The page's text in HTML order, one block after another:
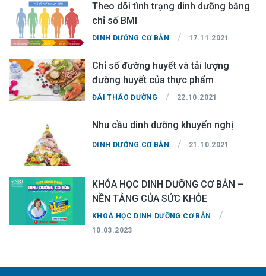
Theo dõi tình trạng dinh dưỡng bằng
chỉ số BMI
DINH DƯỠNG CƠ BẢN / 17.11.2021
Chỉ số đường huyết và tải lượng
đường huyết của thực phẩm
ĐÁI THÁO ĐƯỜNG / 22.10.2021
Nhu cầu dinh dưỡng khuyến nghị
DINH DƯỠNG CƠ BẢN / 21.10.2021
KHÓA HỌC DINH DƯỠNG CƠ BẢN –
NỀN TẢNG CỦA SỨC KHỎE
KHOÁ HỌC DINH DƯỠNG CƠ BẢN /
10.03.2023